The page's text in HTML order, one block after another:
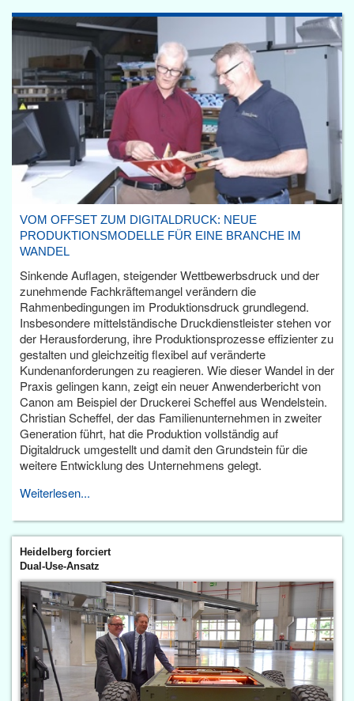
VOM OFFSET ZUM DIGITALDRUCK: NEUE
PRODUKTIONSMODELLE FÜR EINE BRANCHE IM
WANDEL
Sinkende Auflagen, steigender Wettbewerbsdruck und der
zunehmende Fachkräftemangel verändern die
Rahmenbedingungen im Produktionsdruck grundlegend.
Insbesondere mittelständische Druckdienstleister stehen vor
der Herausforderung, ihre Produktionsprozesse effizienter zu
gestalten und gleichzeitig flexibel auf veränderte
Kundenanforderungen zu reagieren. Wie dieser Wandel in der
Praxis gelingen kann, zeigt ein neuer Anwenderbericht von
Canon am Beispiel der Druckerei Scheffel aus Wendelstein.
Christian Scheffel, der das Familienunternehmen in zweiter
Generation führt, hat die Produktion vollständig auf
Digitaldruck umgestellt und damit den Grundstein für die
weitere Entwicklung des Unternehmens gelegt.
Weiterlesen...
Heidelberg forciert
Dual-Use-Ansatz